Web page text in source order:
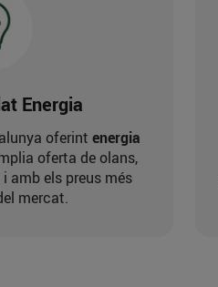
Energia
oferint energia
oferta de olans,
amb els preus més
mercat.